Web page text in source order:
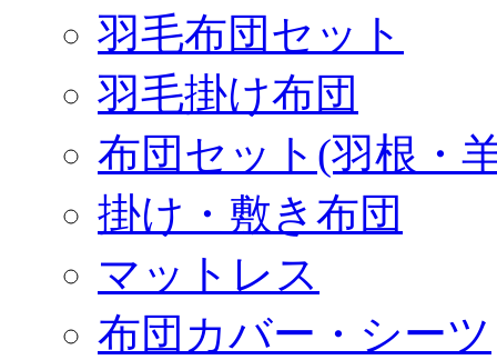
羽毛布団セット
羽毛掛け布団
布団セット(羽根・
掛け・敷き布団
マットレス
布団カバー・シーツ